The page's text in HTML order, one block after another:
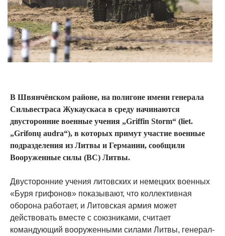
В Швянчёнском районе, на полигоне имени генерала
Сильвестраса Жукаускаса в среду начинаются
двусторонние военные учения „Griffin Storm“ (liet.
„Grifonų audra“), в которых примут участие военные
подразделения из Литвы и Германии, сообщили
Вооруженные силы (ВС) Литвы.
Двусторонние учения литовских и немецких военных
«Буря грифонов» показывают, что коллективная
оборона работает, и Литовская армия может
действовать вместе с союзниками, считает
командующий вооруженными силами Литвы, генерал-